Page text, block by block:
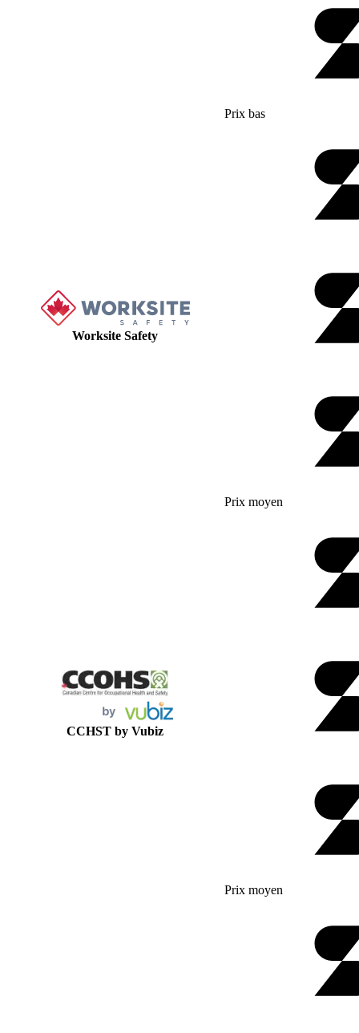
Prix bas
Worksite Safety
Prix moyen
CCHST by Vubiz
Prix moyen